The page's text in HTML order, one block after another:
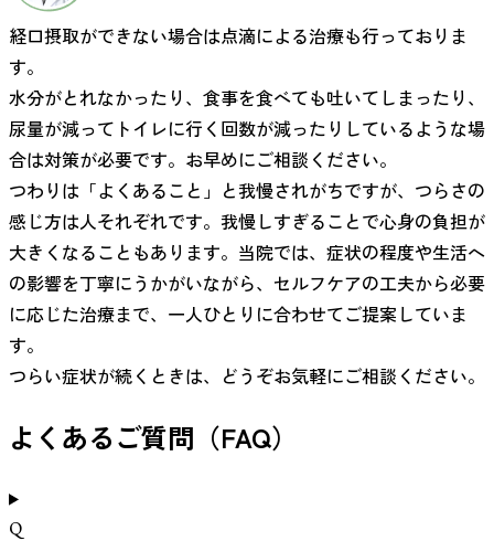
経口摂取ができない場合は点滴による治療も行っておりま
す。
水分がとれなかったり、食事を食べても吐いてしまったり、
尿量が減ってトイレに行く回数が減ったりしているような場
合は対策が必要です。お早めにご相談ください。
つわりは「よくあること」と我慢されがちですが、つらさの
感じ方は人それぞれです。我慢しすぎることで心身の負担が
大きくなることもあります。当院では、症状の程度や生活へ
の影響を丁寧にうかがいながら、セルフケアの工夫から必要
に応じた治療まで、一人ひとりに合わせてご提案していま
す。
つらい症状が続くときは、どうぞお気軽にご相談ください。
よくあるご質問（FAQ）
Q